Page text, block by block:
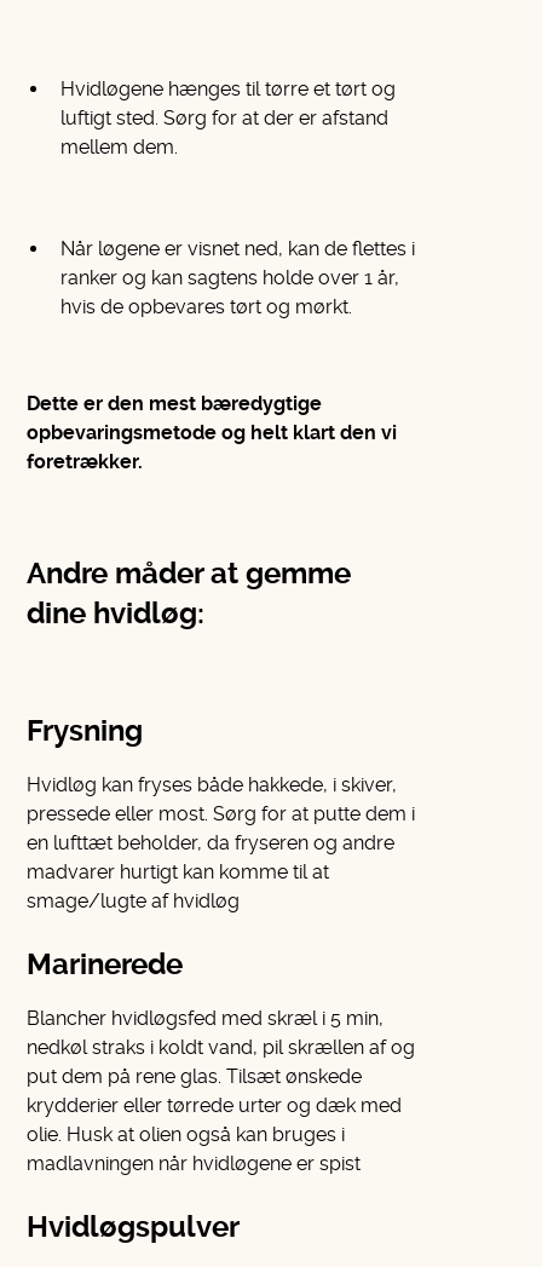
Hvidløgene hænges til tørre et tørt og
luftigt sted. Sørg for at der er afstand
mellem dem.
Når løgene er visnet ned, kan de flettes i
ranker og kan sagtens holde over 1 år,
hvis de opbevares tørt og mørkt.
Dette er den mest bæredygtige
opbevaringsmetode og helt klart den vi
foretrækker.
Andre måder at gemme
dine hvidløg:
Frysning
Hvidløg kan fryses både hakkede, i skiver,
pressede eller most. Sørg for at putte dem i
en lufttæt beholder, da fryseren og andre
madvarer hurtigt kan komme til at
smage/lugte af hvidløg
Marinerede
Blancher hvidløgsfed med skræl i 5 min,
nedkøl straks i koldt vand, pil skrællen af og
put dem på rene glas. Tilsæt ønskede
krydderier eller tørrede urter og dæk med
olie. Husk at olien også kan bruges i
madlavningen når hvidløgene er spist
Hvidløgspulver